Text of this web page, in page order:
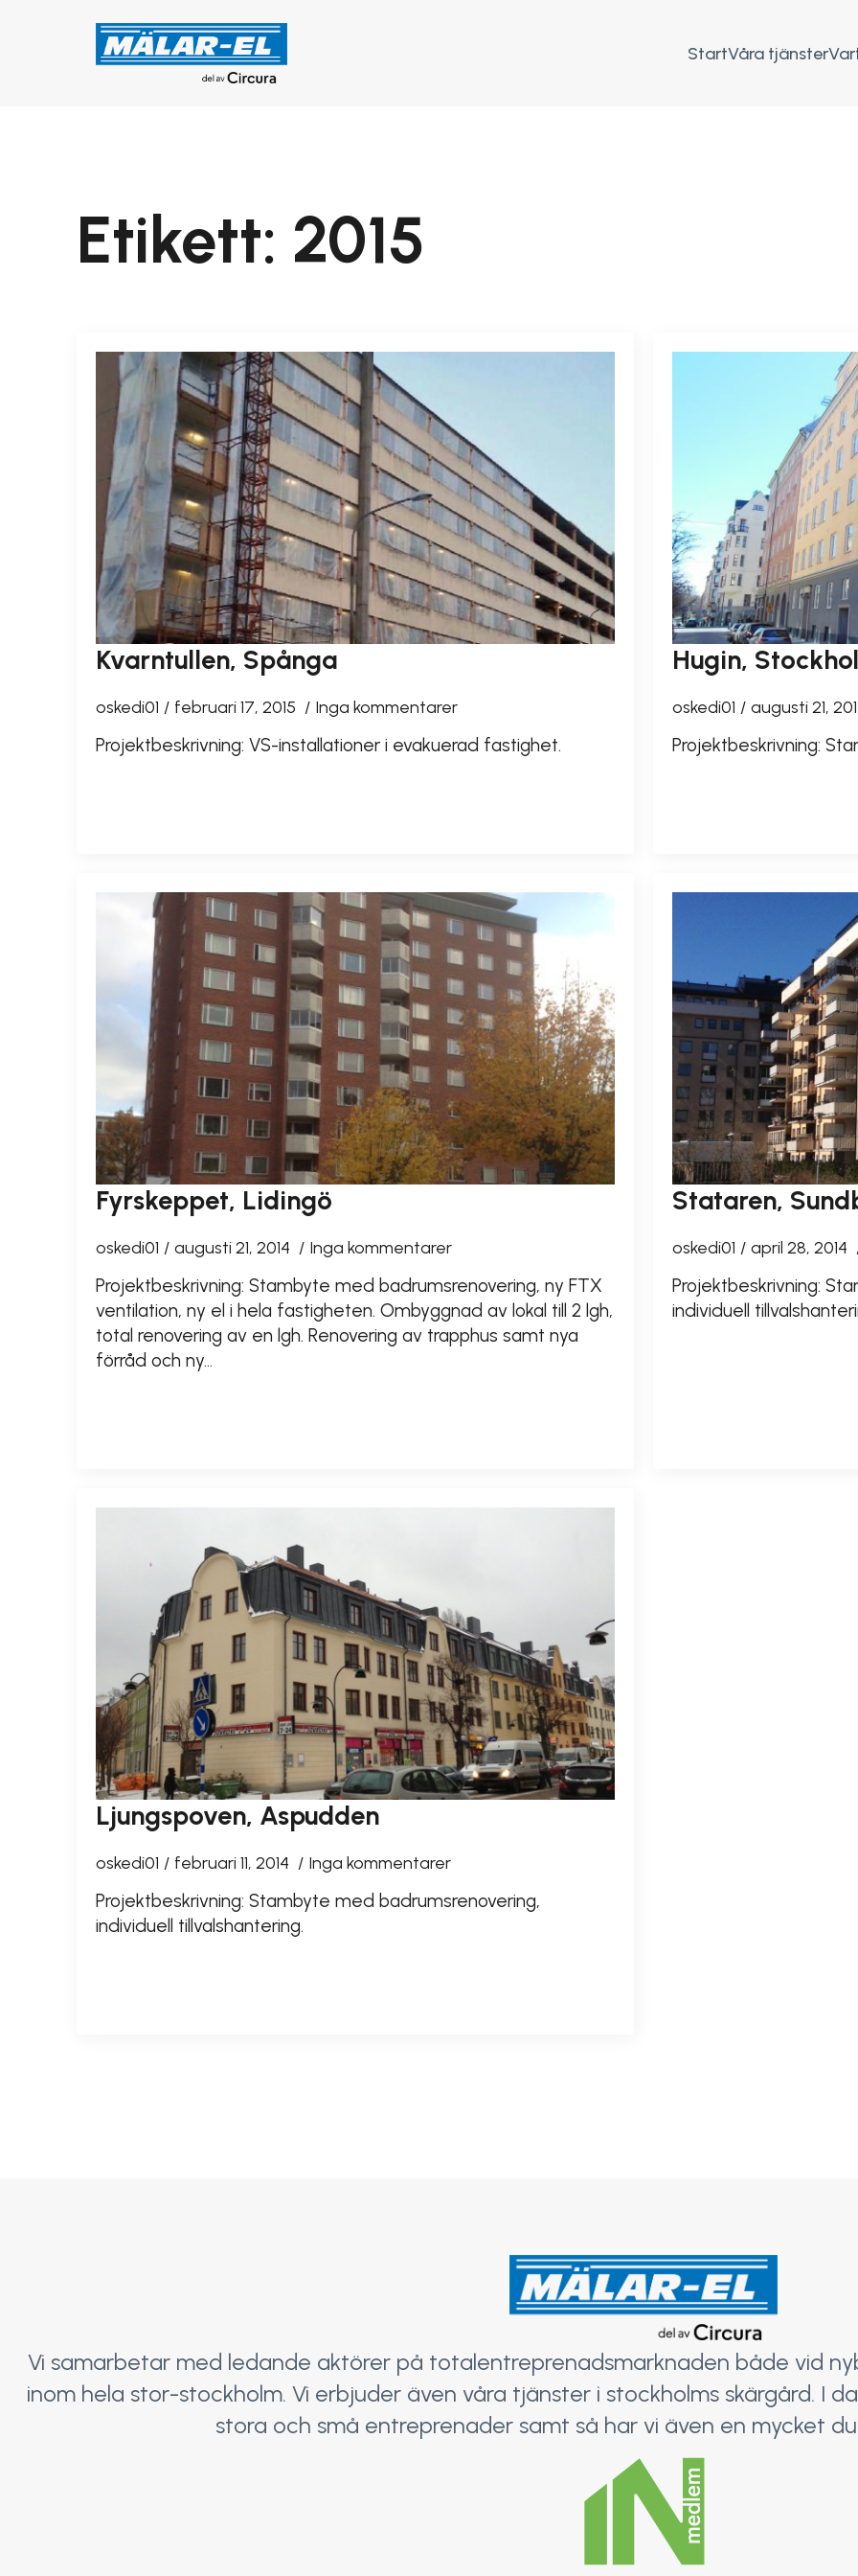
StartVåra tjänster
Etikett: 2015
Kvarntullen, Spånga
oskedi01 februari 17, 2015 Inga kommentarer
Projektbeskrivning: VS-installationer i evakuerad fastighet.
Hugin,
oskedi01 augusti 21,
Projektbeskrivning:
Fyrskeppet, Lidingö
oskedi01 augusti 21, 2014 Inga kommentarer
Projektbeskrivning: Stambyte med badrumsrenovering, ny FTX
ventilation, ny el i hela fastigheten. Ombyggnad av lokal till 2 lgh,
total renovering av en lgh. Renovering av trapphus samt nya
förråd och ny…
Stataren,
oskedi01 april 28, 2014
Projektbeskrivning:
individuell
Ljungspoven, Aspudden
oskedi01 februari 11, 2014 Inga kommentarer
Projektbeskrivning: Stambyte med badrumsrenovering,
individuell tillvalshantering.
Vi samarbetar med ledande aktörer på totalentreprenadsmarknaden både vid
inom hela stor-stockholm. Vi erbjuder även våra tjänster i stockholms skärgård. I
stora och små entreprenader samt så har vi även en mycket